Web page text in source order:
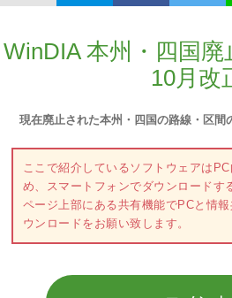
WinDIA 本州・四国廃
10月改
現在廃止された本州・四国の路線・区間
ここで紹介しているソフトウェアは
め、スマートフォンでダウンロードす
ページ上部にある共有機能でPCと情
ウンロードをお願い致します。